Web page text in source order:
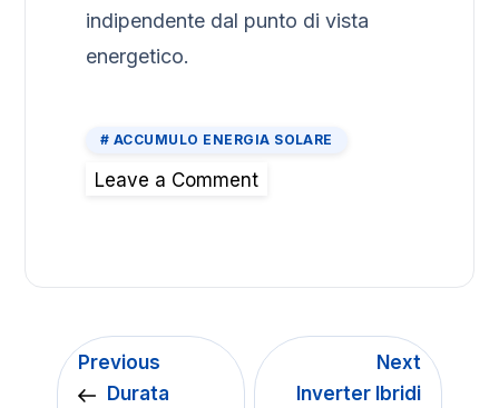
indipendente dal punto di vista
energetico.
ACCUMULO ENERGIA SOLARE
Leave a Comment
Previous
Durata
Next
Inverter Ibridi